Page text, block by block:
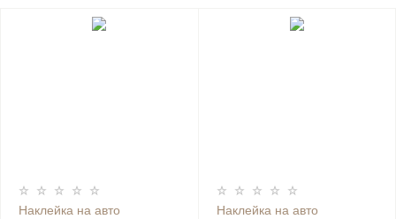
Наклейка на авто
Наклейка на авто